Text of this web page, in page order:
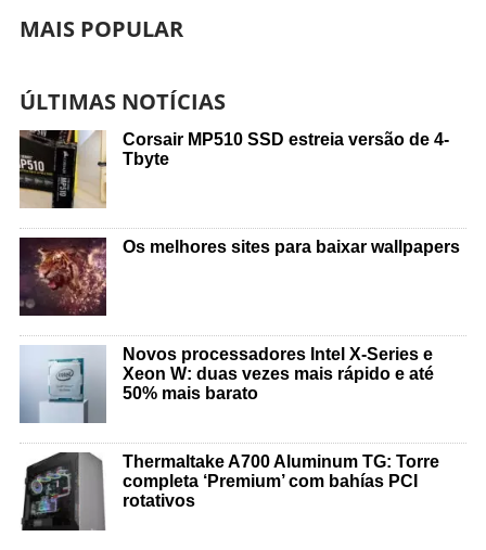
MAIS POPULAR
ÚLTIMAS NOTÍCIAS
Corsair MP510 SSD estreia versão de 4-
Tbyte
Os melhores sites para baixar wallpapers
Novos processadores Intel X-Series e
Xeon W: duas vezes mais rápido e até
50% mais barato
Thermaltake A700 Aluminum TG: Torre
completa ‘Premium’ com bahías PCI
rotativos